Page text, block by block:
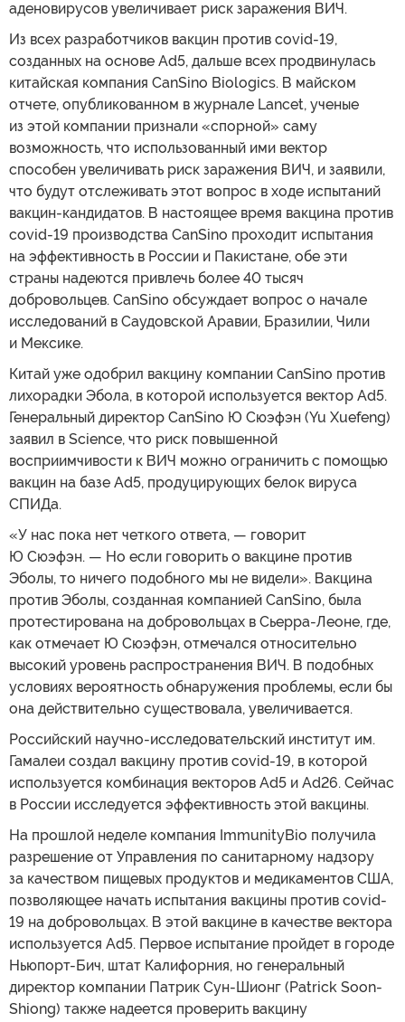
аденовирусов увеличивает риск заражения ВИЧ.
Из всех разработчиков вакцин против covid-19,
созданных на основе Ad5, дальше всех продвинулась
китайская компания CanSino Biologics. В майском
отчете, опубликованном в журнале Lancet, ученые
из этой компании признали «спорной» саму
возможность, что использованный ими вектор
способен увеличивать риск заражения ВИЧ, и заявили,
что будут отслеживать этот вопрос в ходе испытаний
вакцин-кандидатов. В настоящее время вакцина против
covid-19 производства CanSino проходит испытания
на эффективность в России и Пакистане, обе эти
страны надеются привлечь более 40 тысяч
добровольцев. CanSino обсуждает вопрос о начале
исследований в Саудовской Аравии, Бразилии, Чили
и Мексике.
Китай уже одобрил вакцину компании CanSino против
лихорадки Эбола, в которой используется вектор Ad5.
Генеральный директор CanSino Ю Сюэфэн (Yu Xuefeng)
заявил в Science, что риск повышенной
восприимчивости к ВИЧ можно ограничить с помощью
вакцин на базе Ad5, продуцирующих белок вируса
СПИДа.
«У нас пока нет четкого ответа, — говорит
Ю Сюэфэн. — Но если говорить о вакцине против
Эболы, то ничего подобного мы не видели». Вакцина
против Эболы, созданная компанией CanSino, была
протестирована на добровольцах в Сьерра-Леоне, где,
как отмечает Ю Сюэфэн, отмечался относительно
высокий уровень распространения ВИЧ. В подобных
условиях вероятность обнаружения проблемы, если бы
она действительно существовала, увеличивается.
Российский научно-исследовательский институт им.
Гамалеи создал вакцину против covid-19, в которой
используется комбинация векторов Ad5 и Ad26. Сейчас
в России исследуется эффективность этой вакцины.
На прошлой неделе компания ImmunityBio получила
разрешение от Управления по санитарному надзору
за качеством пищевых продуктов и медикаментов США,
позволяющее начать испытания вакцины против covid-
19 на добровольцах. В этой вакцине в качестве вектора
используется Ad5. Первое испытание пройдет в городе
Ньюпорт-Бич, штат Калифорния, но генеральный
директор компании Патрик Сун-Шионг (Patrick Soon-
Shiong) также надеется проверить вакцину